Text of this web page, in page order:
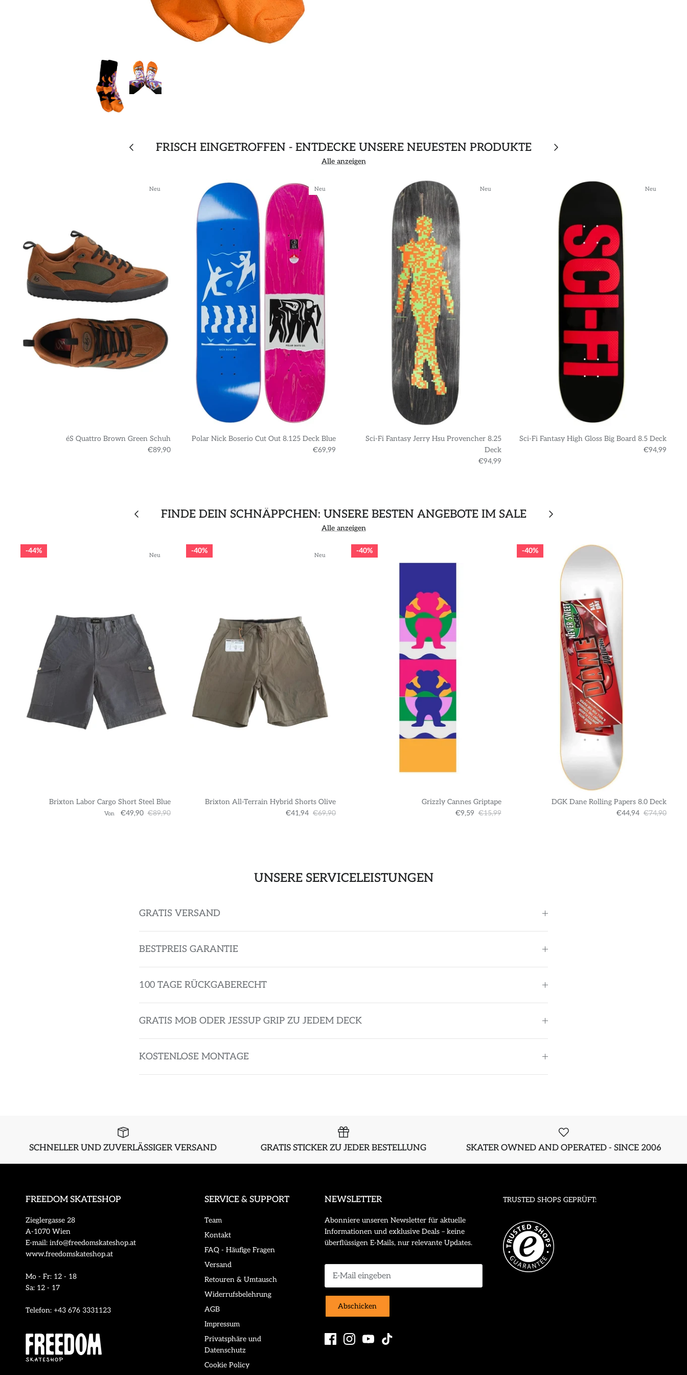
FRISCH EINGETROFFEN - ENTDECKE UNSERE NEUESTEN PRODUKTE
Alle anzeigen
Neu
éS Quattro Brown Green Schuh
€89,90
Neu
Polar Nick Boserio Cut Out 8.125 Deck Blue
€69,99
Neu
Sci-Fi Fantasy Jerry Hsu Provencher 8.25
Deck
€94,99
Neu
Sci-Fi Fantasy High Gloss Big Board 8.5 Deck
€94,99
FINDE DEIN SCHNÄPPCHEN: UNSERE BESTEN ANGEBOTE IM SALE
Alle anzeigen
Neu
44%
Brixton Labor Cargo Short Steel Blue
Von €49,90 €89,90
Neu
40%
Brixton All-Terrain Hybrid Shorts Olive
€41,94 €69,90
40%
Grizzly Cannes Griptape
€9,59 €15,99
40%
DGK Dane Rolling Papers 8.0 Deck
€44,94 €74,90
UNSERE SERVICELEISTUNGEN
GRATIS VERSAND
BESTPREIS GARANTIE
100 TAGE RÜCKGABERECHT
GRATIS MOB ODER JESSUP GRIP ZU JEDEM DECK
KOSTENLOSE MONTAGE
SCHNELLER UND ZUVERLÄSSIGER VERSAND GRATIS STICKER ZU JEDER BESTELLUNG SKATER OWNED AND OPERATED - SINCE 2006
FREEDOM SKATESHOP
Zieglergasse 28
A-1070 Wien
E-mail: info@freedomskateshop.at
www.freedomskateshop.at
Mo - Fr: 12 - 18
Sa: 12 - 17
Telefon: +43 676 3331123
SERVICE & SUPPORT
Team
Kontakt
FAQ - Häufige Fragen
Versand
Retouren & Umtausch
Widerrufsbelehrung
AGB
Impressum
Privatsphäre und
Datenschutz
Cookie Policy
NEWSLETTER
Abonniere unseren Newsletter für aktuelle
Informationen und exklusive Deals – keine
überflüssigen E-Mails, nur relevante Updates.
Abschicken
TRUSTED SHOPS GEPRÜFT: